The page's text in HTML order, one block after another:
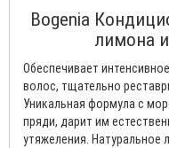
Bogenia
лимона
Обеспечивает
волос, тщательно
Уникальная формула с
пряди, дарит им
утяжеления.